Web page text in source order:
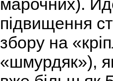
підвищення
збору на
«шмурдяк»),